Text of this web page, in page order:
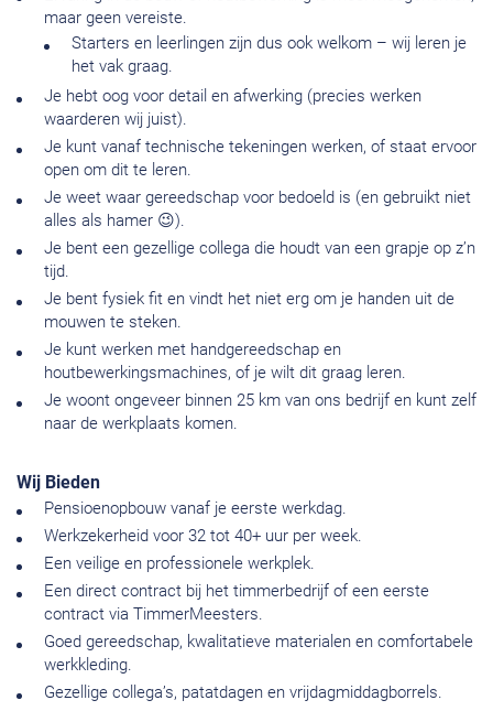
maar geen vereiste.
Starters en leerlingen zijn dus ook welkom – wij leren je
het vak graag.
Je hebt oog voor detail en afwerking (precies werken
waarderen wij juist).
Je kunt vanaf technische tekeningen werken, of staat ervoor
open om dit te leren.
Je weet waar gereedschap voor bedoeld is (en gebruikt niet
alles als hamer 😉).
Je bent een gezellige collega die houdt van een grapje op z’n
tijd.
Je bent fysiek fit en vindt het niet erg om je handen uit de
mouwen te steken.
Je kunt werken met handgereedschap en
houtbewerkingsmachines, of je wilt dit graag leren.
Je woont ongeveer binnen 25 km van ons bedrijf en kunt zelf
naar de werkplaats komen.
Wij Bieden
Pensioenopbouw vanaf je eerste werkdag.
Werkzekerheid voor 32 tot 40+ uur per week.
Een veilige en professionele werkplek.
Een direct contract bij het timmerbedrijf of een eerste
contract via TimmerMeesters.
Goed gereedschap, kwalitatieve materialen en comfortabele
werkkleding.
Gezellige collega’s, patatdagen en vrijdagmiddagborrels.